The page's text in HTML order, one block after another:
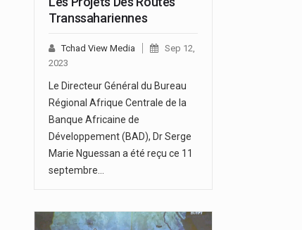
Transsahariennes
Tchad View Media
Sep 12,
2023
Le Directeur Général du Bureau
Régional Afrique Centrale de la
Banque Africaine de
Développement (BAD), Dr Serge
Marie Nguessan a été reçu ce 11
septembre…